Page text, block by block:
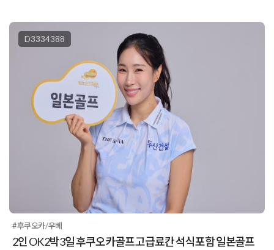
D3334388
#후쿠오카/우베
2인 OK 2박3일 후쿠오카골프 고급료칸 석식포함 일본골프